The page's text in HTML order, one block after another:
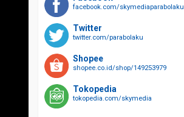
facebook.com/skymediaparabolaku
Twitter
twitter.com/parabolaku
Shopee
shopee.co.id/shop/149253979
Tokopedia
tokopedia.com/skymedia